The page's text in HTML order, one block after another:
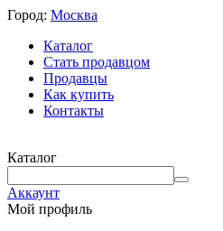
Город: Москва
Каталог
Стать продавцом
Продавцы
Как купить
Контакты
Каталог
Аккаунт
Мой профиль